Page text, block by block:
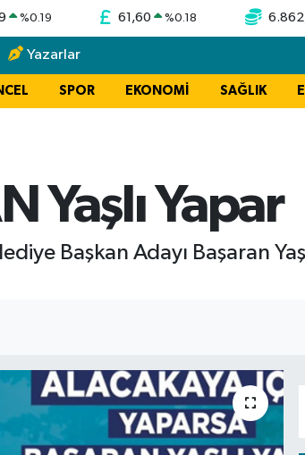
%0.19 61,60 %0.18
Yazarlar
SPOR EKONOMİ SAĞLIK
Yaşlı Yapar
Başkan Adayı Başaran